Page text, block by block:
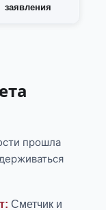
заявления
прошла
Сметчик и